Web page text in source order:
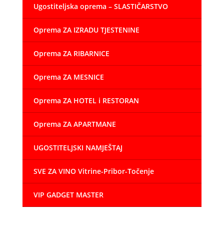
Ugostiteljska oprema – SLASTIČARSTVO
Oprema ZA IZRADU TJESTENINE
Oprema ZA RIBARNICE
Oprema ZA MESNICE
Oprema ZA HOTEL i RESTORAN
Oprema ZA APARTMANE
UGOSTITELJSKI NAMJEŠTAJ
SVE ZA VINO Vitrine-Pribor-Točenje
VIP GADGET MASTER